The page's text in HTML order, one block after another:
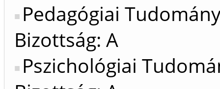
Pedagógiai
Bizottság: A
Pszichológiai